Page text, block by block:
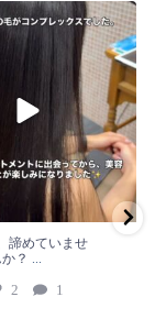
めていませんか？...
2
諦めていませ
？ ...
2 1